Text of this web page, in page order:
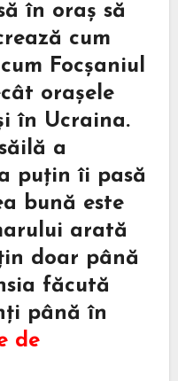
în oraș să
cum
Focșaniul
orașele
în Ucraina.
a
puțin îi pasă
bună este
arată
doar până
făcută
până în
de